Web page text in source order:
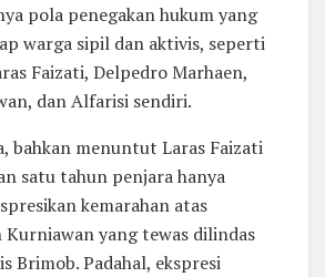
pola penegakan hukum yang
warga sipil dan aktivis, seperti
Faizati, Delpedro Marhaen,
dan Alfarisi sendiri.
bahkan menuntut Laras Faizati
satu tahun penjara hanya
kemarahan atas
yang tewas dilindas
Brimob. Padahal, ekspresi